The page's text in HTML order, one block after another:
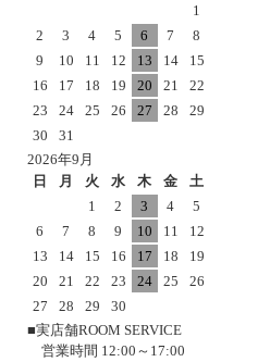
1
2
3 4 5 6 7
8
9
10 11 12 13 14
15
16
17 18 19 20 21
22
23
24 25 26 27 28
29
30
31
2026年9月
日
月 火 水 木 金
土
1
2 3 4
5
6
7 8 9 10 11
12
13
14 15 16 17 18
19
20
21 22 23 24 25
26
27
28 29
30
■実店舗ROOM SERVICE
営業時間 12:00～17:00